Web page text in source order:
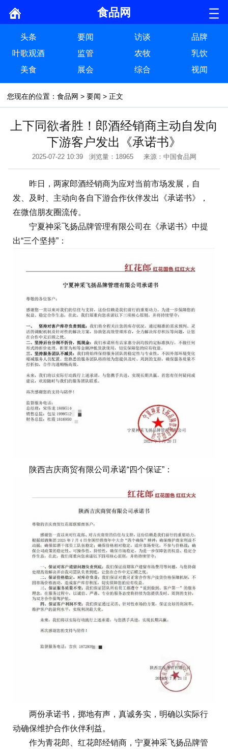
食品网
头条 要闻 访谈
品牌
叶歌观酒
监管 农牧
乳饮
美食
展会 综合 视闻
您现在的位置： 食品网 > 要闻 > 正文
上下同欲者胜！郎酒经销商主动自发向
下游客户发出《承诺书》
2025-07-22 10:39 浏览量：18965 来源：中国食品网
昨日，两家郎酒经销商为应对当前市场发展，自
发、及时、主动向各自下游合作伙伴发出《承诺书》，
在微信朋友圈流传。
宁夏神采飞扬品牌管理有限公司在《承诺书》中提
出“三个坚持”：
陕西吉庆商贸有限公司承诺“四个保证”：
两份承诺书，掷地有声，真诚务实，明确以实际行
动确保维护合作伙伴利益。
作为青花郎、红花郎经销商，宁夏神采飞扬品牌管